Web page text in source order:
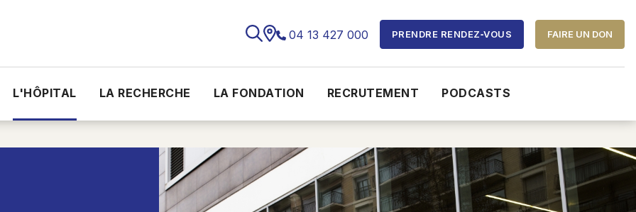
04 13 427 000 PRENDRE RENDEZ‑VOUS FAIRE UN DON
L'HÔPITAL LA RECHERCHE LA FONDATION RECRUTEMENT PODCASTS